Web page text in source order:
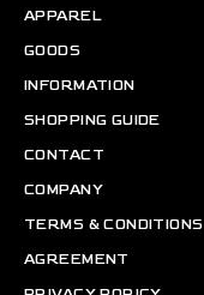
APPAREL
GOODS
INFORMATION
SHOPPING GUIDE
CONTACT
COMPANY
TERMS & CONDITIONS
AGREEMENT